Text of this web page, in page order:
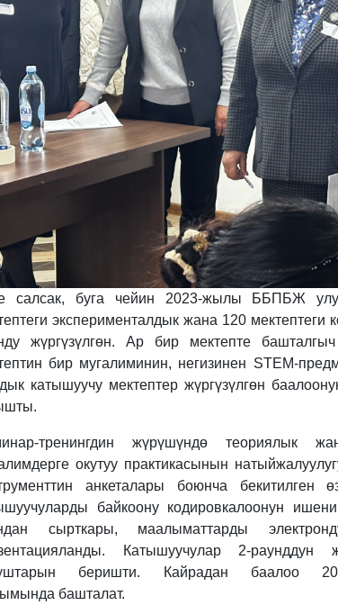
салсак, буга чейин 2023-жылы ББПБЖ
эксперименталдык жана 120 мектептеги
жүргүзүлгөн. Ар бир мектепте
бир мугалиминин, негизинен STEM-
катышуучу мектептер жүргүзүлгөн
тренингдин жүрүшүндө теориялык
окутуу практикасынын
анкеталары боюнча бекитилген
байкоону кодировкалоонун
сырткары, маалыматтарды
Катышуучулар 2-
беришти. Кайрадан баалоо
башталат.